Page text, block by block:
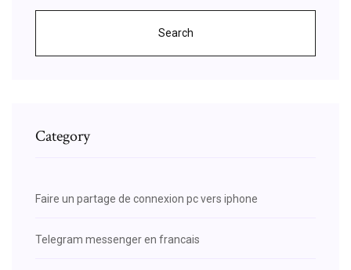
Search
Category
Faire un partage de connexion pc vers iphone
Telegram messenger en francais